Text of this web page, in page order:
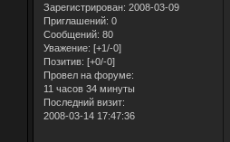
Зарегистрирован: 2008-03-09
Приглашений: 0
Сообщений: 80
Уважение: [+1/-0]
Позитив: [+0/-0]
Провел на форуме:
11 часов 34 минуты
Последний визит:
2008-03-14 17:47:36